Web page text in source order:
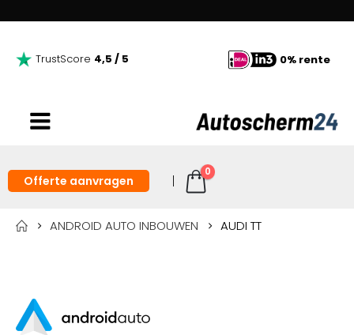
TrustScore 4,5 / 5 0% rente
Offerte aanvragen
0
ANDROID AUTO INBOUWEN AUDI TT